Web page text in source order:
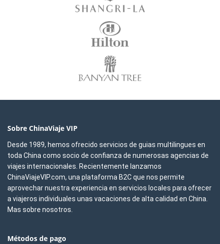
Sobre ChinaViaje VIP
Desde 1989, hemos ofrecido servicios de guias multilingues en
toda China como socio de confianza de numerosas agencias de
viajes internacionales. Recientemente lanzamos
ChinaViajeVIP.com, una plataforma B2C que nos permite
aprovechar nuestra experiencia en servicios locales para ofrecer
a viajeros individuales unas vacaciones de alta calidad en China.
Mas sobre nosotros.
Métodos de pago